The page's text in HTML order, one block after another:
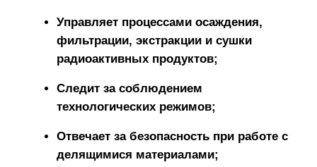
Управляет процессами осаждения,
фильтрации, экстракции и сушки
радиоактивных продуктов;
Следит за соблюдением
технологических режимов;
Отвечает за безопасность при работе с
делящимися материалами;